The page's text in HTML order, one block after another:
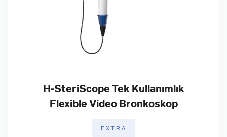
H-SteriScope Tek Kullanımlık
Flexible Video Bronkoskop
EXTRA